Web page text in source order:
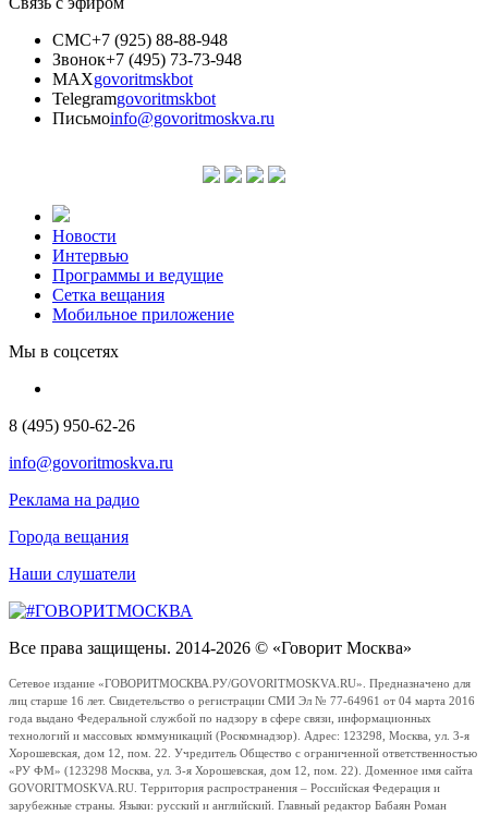
СМС+7 (925) 88-88-948
Звонок+7 (495) 73-73-948
MAXgovoritmskbot
Telegramgovoritmskbot
Письмоinfo@govoritmoskva.ru
Новости
Интервью
Программы и ведущие
Сетка вещания
Мобильное приложение
Мы в соцсетях
8 (495) 950-62-26
info@govoritmoskva.ru
Реклама на радио
Города вещания
Наши слушатели
Все права защищены. 2014-2026 © «Говорит Москва»
Сетевое издание «ГОВОРИТМОСКВА.РУ/GOVORITMOSKVA.RU». Предназначено для
лиц старше 16 лет. Свидетельство о регистрации СМИ Эл № 77-64961 от 04 марта 2016
года выдано Федеральной службой по надзору в сфере связи, информационных
технологий и массовых коммуникаций (Роскомнадзор). Адрес: 123298, Москва, ул. 3-я
Хорошевская, дом 12, пом. 22. Учредитель Общество с ограниченной ответственностью
«РУ ФМ» (123298 Москва, ул. 3-я Хорошевская, дом 12, пом. 22). Доменное имя сайта
GOVORITMOSKVA.RU. Территория распространения – Российская Федерация и
зарубежные страны. Языки: русский и английский. Главный редактор Бабаян Роман